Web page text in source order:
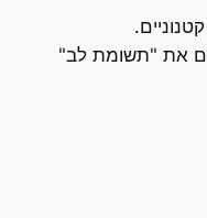
את "תשומת לב"